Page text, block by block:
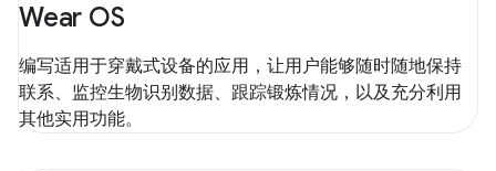
Wear OS
编写适用于穿戴式设备的应用，让用户能够随时随地保持
联系、监控生物识别数据、跟踪锻炼情况，以及充分利用
其他实用功能。